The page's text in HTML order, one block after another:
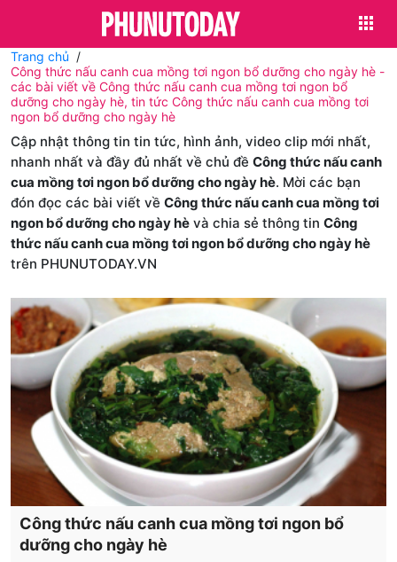
Trang chủ
Công thức nấu canh cua mồng tơi ngon bổ dưỡng cho ngày hè -
các bài viết về Công thức nấu canh cua mồng tơi ngon bổ
dưỡng cho ngày hè, tin tức Công thức nấu canh cua mồng tơi
ngon bổ dưỡng cho ngày hè
Cập nhật thông tin tin tức, hình ảnh, video clip mới nhất,
nhanh nhất và đầy đủ nhất về chủ đề Công thức nấu canh
cua mồng tơi ngon bổ dưỡng cho ngày hè. Mời các bạn
đón đọc các bài viết về Công thức nấu canh cua mồng tơi
ngon bổ dưỡng cho ngày hè và chia sẻ thông tin Công
thức nấu canh cua mồng tơi ngon bổ dưỡng cho ngày hè
trên PHUNUTODAY.VN
Công thức nấu canh cua mồng tơi ngon bổ
dưỡng cho ngày hè